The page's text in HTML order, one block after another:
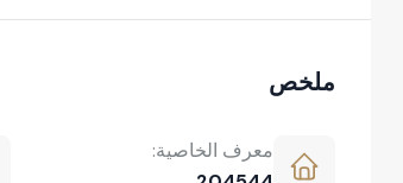
ملخص
معرف الخاصية: